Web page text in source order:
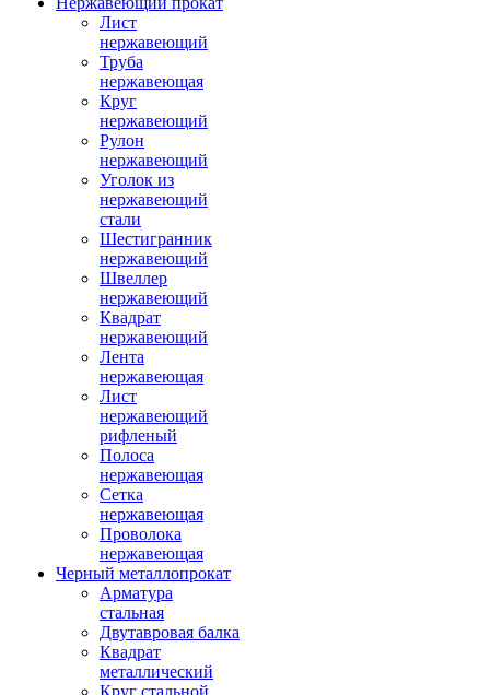
Лист
нержавеющий
Труба
нержавеющая
Круг
нержавеющий
Рулон
нержавеющий
Уголок из
нержавеющий
стали
Шестигранник
нержавеющий
Швеллер
нержавеющий
Квадрат
нержавеющий
Лента
нержавеющая
Лист
нержавеющий
рифленый
Полоса
нержавеющая
Сетка
нержавеющая
Проволока
нержавеющая
Черный металлопрокат
Арматура
стальная
Двутавровая балка
Квадрат
металлический
Круг стальной